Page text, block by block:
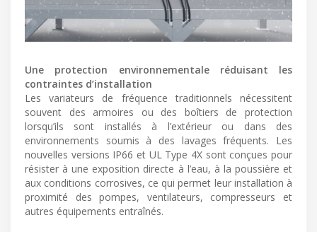
Une protection environnementale réduisant les
contraintes d’installation
Les variateurs de fréquence traditionnels nécessitent
souvent des armoires ou des boîtiers de protection
lorsqu’ils sont installés à l’extérieur ou dans des
environnements soumis à des lavages fréquents. Les
nouvelles versions IP66 et UL Type 4X sont conçues pour
résister à une exposition directe à l’eau, à la poussière et
aux conditions corrosives, ce qui permet leur installation à
proximité des pompes, ventilateurs, compresseurs et
autres équipements entraînés.